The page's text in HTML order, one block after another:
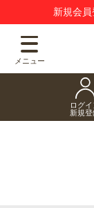
新規会
メニュー
ログイ
新規登